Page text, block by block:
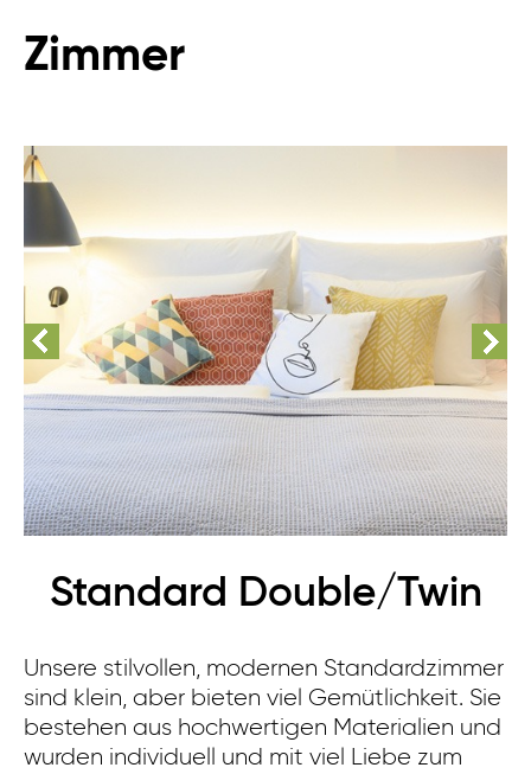
Zimmer
Standard Double/Twin
Unsere stilvollen, modernen Standardzimmer
sind klein, aber bieten viel Gemütlichkeit. Sie
bestehen aus hochwertigen Materialien und
wurden individuell und mit viel Liebe zum